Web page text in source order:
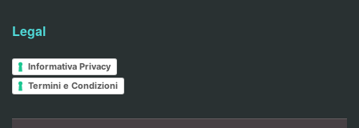
Legal
Informativa Privacy
Termini e Condizioni